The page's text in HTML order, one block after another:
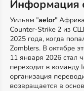
Информация
Уильям "aelor"
Counter-Strike 2 из
2025 года, когда
Zomblers. В октябре
11 января 2026 стал
переходит в команду
организация
возвращается в